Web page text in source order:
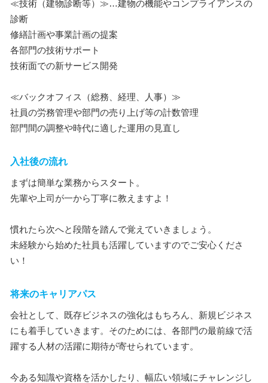
≪技術（建物診断等）≫…建物の機能やコンプライアンスの
診断
修繕計画や事業計画の提案
各部門の技術サポート
技術面での新サービス開発
≪バックオフィス（総務、経理、人事）≫
社員の労務管理や部門の売り上げ等の計数管理
部門間の調整や時代に適した運用の見直し
入社後の流れ
まずは簡単な業務からスタート。
先輩や上司が一から丁寧に教えますよ！
慣れたら次へと段階を踏んで覚えていきましょう。
未経験から始めた社員も活躍していますのでご安心くださ
い！
将来のキャリアパス
会社として、既存ビジネスの強化はもちろん、新規ビジネス
にも着手していきます。そのためには、各部門の最前線で活
躍する人材の活躍に期待が寄せられています。
今ある知識や資格を活かしたり、幅広い領域にチャレンジし